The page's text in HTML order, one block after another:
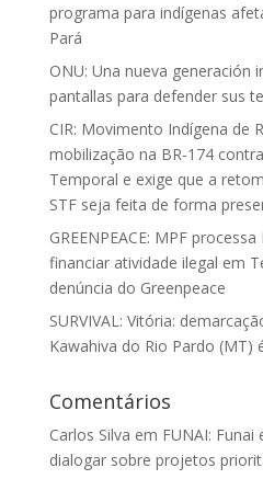
programa para indígenas
Pará
ONU: Una nueva generación
pantallas para defender sus
CIR: Movimento Indígena de
mobilização na BR-174
Temporal e exige que a
STF seja feita de forma
GREENPEACE: MPF
financiar atividade ilegal em
denúncia do Greenpeace
SURVIVAL: Vitória:
Kawahiva do Rio Pardo (MT)
Comentários
Carlos Silva em FUNAI:
dialogar sobre projetos